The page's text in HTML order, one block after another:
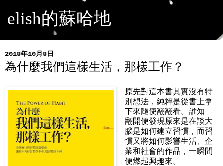
elish的蘇哈地
2018年10月8日
為什麼我們這樣生活，那樣工作？
原先對這本書其實沒有特
別想法，純粹是從書上拿
下來隨便翻翻看。誰知一
翻開便發現原來是在談大
腦是如何建立習慣，而習
慣又將如何影響生活、企
業和社會的作品，一瞬間
便燃起興趣來。